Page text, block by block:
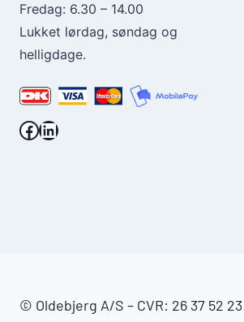
Fredag: 6.30 – 14.00
Lukket lørdag, søndag og
helligdage.
Facebook.
LinkedIn.
© Oldebjerg A/S – CVR: 26 37 52 23